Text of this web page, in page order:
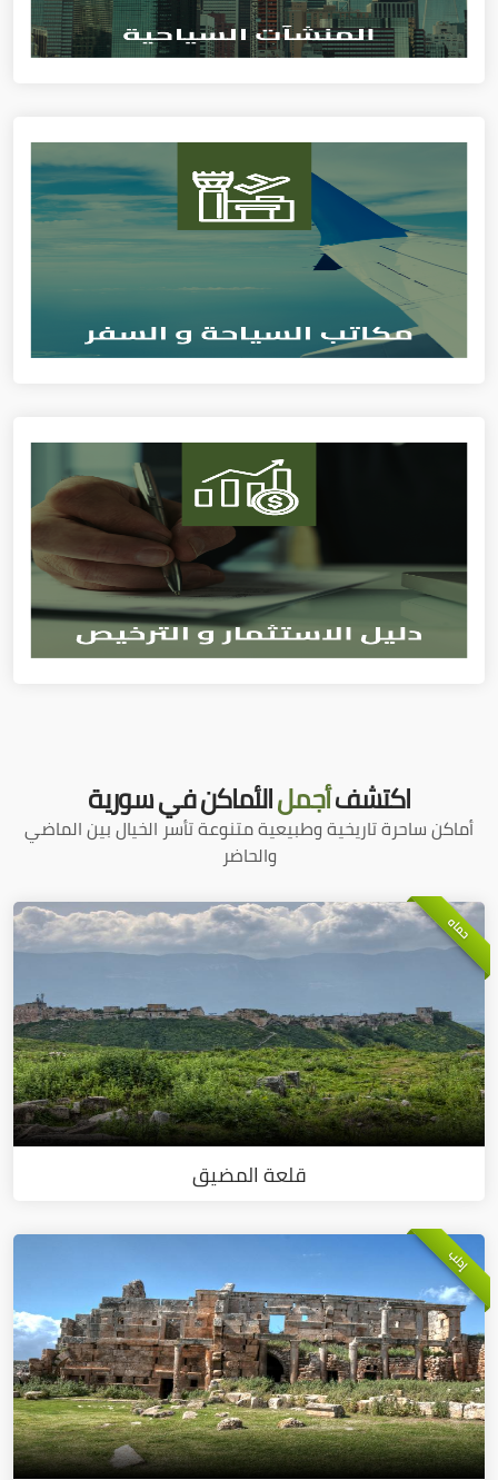
اكتشفأجملالأماكن في سورية
أماكن ساحرة تاريخية وطبيعية متنوعة تأسر الخيال بين الماضي
والحاضر
حماه
قلعة المضيق
إدلب